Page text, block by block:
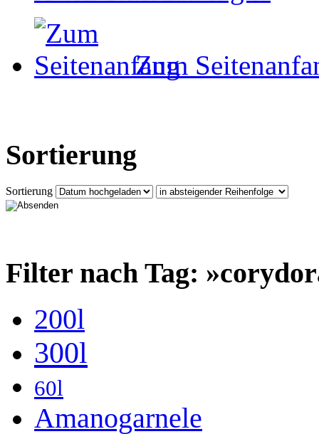
Zum
Sortierung
Sortierung
Filter nach Tag:
200l
300l
60l
Amanogarnele